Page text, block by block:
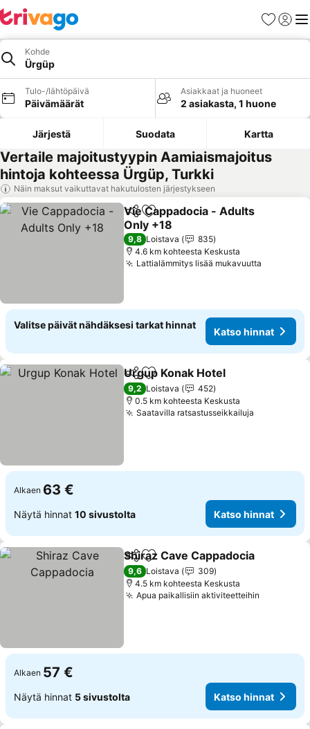
Suosikit
Kohde
Ürgüp
Tulo-/lähtöpäivä
Päivämäärät
Asiakkaat ja huoneet
2 asiakasta, 1 huone
Järjestä Suodata Kartta
Vertaile majoitustyypin Aamiaismajoitus
hintoja kohteessa Ürgüp, Turkki
Näin maksut vaikuttavat hakutulosten järjestykseen
Jaa Lisää suosikkeihin
Vie Cappadocia - Adults
Only +18
9,8 Loistava
835
4.6 km kohteesta Keskusta
Lattialämmitys lisää mukavuutta
Valitse päivät nähdäksesi tarkat hinnat
Katso hinnat
Jaa Lisää suosikkeihin
Urgup Konak Hotel
9,2 Loistava
452
0.5 km kohteesta Keskusta
Saatavilla ratsastusseikkailuja
Alkaen 63 €
Näytä hinnat 10 sivustolta Katso hinnat
Jaa Lisää suosikkeihin
Shiraz Cave Cappadocia
9,6 Loistava
309
4.5 km kohteesta Keskusta
Apua paikallisiin aktiviteetteihin
Alkaen 57 €
Näytä hinnat 5 sivustolta Katso hinnat